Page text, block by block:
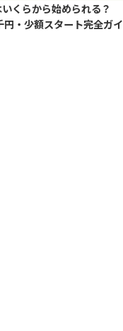
いくらから始められる？
・少額スタート完全ガイ